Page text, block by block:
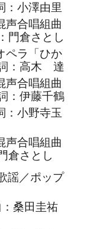
：小澤由里
声合唱組曲
倉さとし
ペラ「ひか
：高木 達
声合唱組曲
：伊藤千鶴
：小野寺玉
声合唱組曲
倉さとし
謡／ポップ
：桑田圭祐